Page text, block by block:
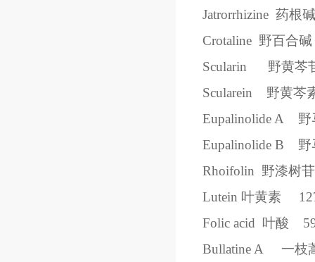
Jatrorrhizine 药根碱
Crotaline 野百合碱
Scularin
野黄芩
Scularein
野黄芩
Eupalinolide A
野
Eupalinolide B
野
Rhoifolin 野漆树苷
Lutein 叶黄素
Folic acid
叶酸
Bullatine A
一枝